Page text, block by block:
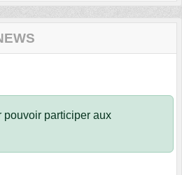
pouvoir participer aux